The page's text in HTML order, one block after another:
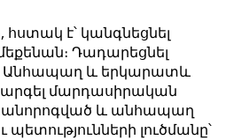
հստակ է՝ կանգնեցնել
Դադարեցնել
Անհապաղ և երկարատև
մարդասիրական
և անհապաղ
պետությունների լուծմանը՝